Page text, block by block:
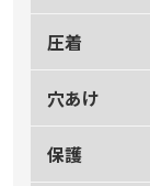
圧着
穴あけ
保護